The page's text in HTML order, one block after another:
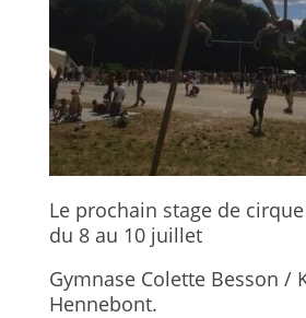
Le prochain stage de
du 8 au 10 juillet
Gymnase Colette Besson /
Hennebont.